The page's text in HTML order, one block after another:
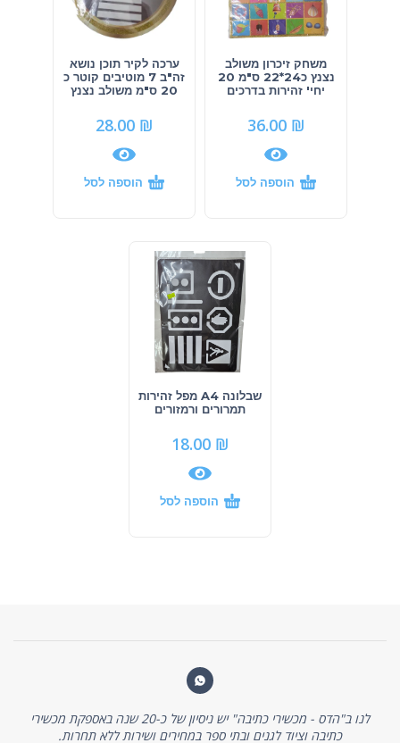
משחק זיכרון משולב
נצנץ כ24*22 ס"מ 20
יחי' זהירות בדרכים
36.00 ₪
הוספה לסל
ערכה לקיר תוכן נושא
זה"ב 7 מוטיבים קוטר כ
20 ס"מ משולב נצנץ
28.00 ₪
הוספה לסל
שבלונה A4 מפל זהירות
תמרורים ורמזורים
18.00 ₪
הוספה לסל
לנו ב"הדס - מכשירי כתיבה" יש ניסיון של כ-20 שנה באספקת מכשירי
כתיבה וציוד לגנים ובתי ספר במחירים ושירות ללא תחרות.